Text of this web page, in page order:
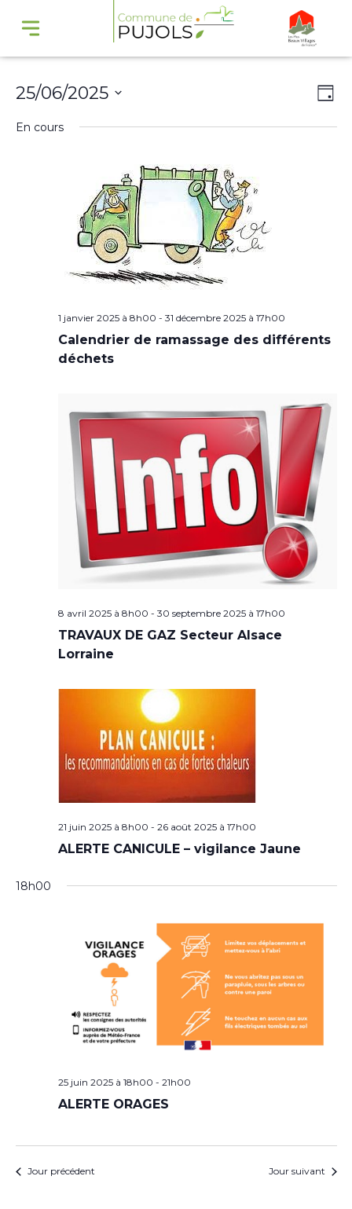
Jour
25/06/2025
En cours
1 janvier 2025 à 8h00 - 31 décembre 2025 à 17h00
Calendrier de ramassage des différents
déchets
8 avril 2025 à 8h00 - 30 septembre 2025 à 17h00
TRAVAUX DE GAZ Secteur Alsace
Lorraine
21 juin 2025 à 8h00 - 26 août 2025 à 17h00
ALERTE CANICULE – vigilance Jaune
18h00
25 juin 2025 à 18h00 - 21h00
ALERTE ORAGES
Jour précédent Jour suivant